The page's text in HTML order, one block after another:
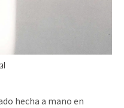
hecha a mano en